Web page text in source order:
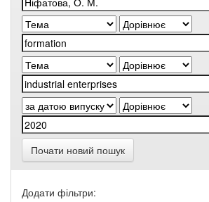
Почати новий пошук
Додати фільтри: